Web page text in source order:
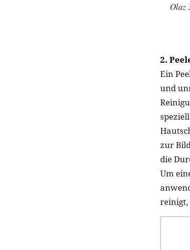
Olaz
2.
Ein
und
zur
die
Um
reinigt,